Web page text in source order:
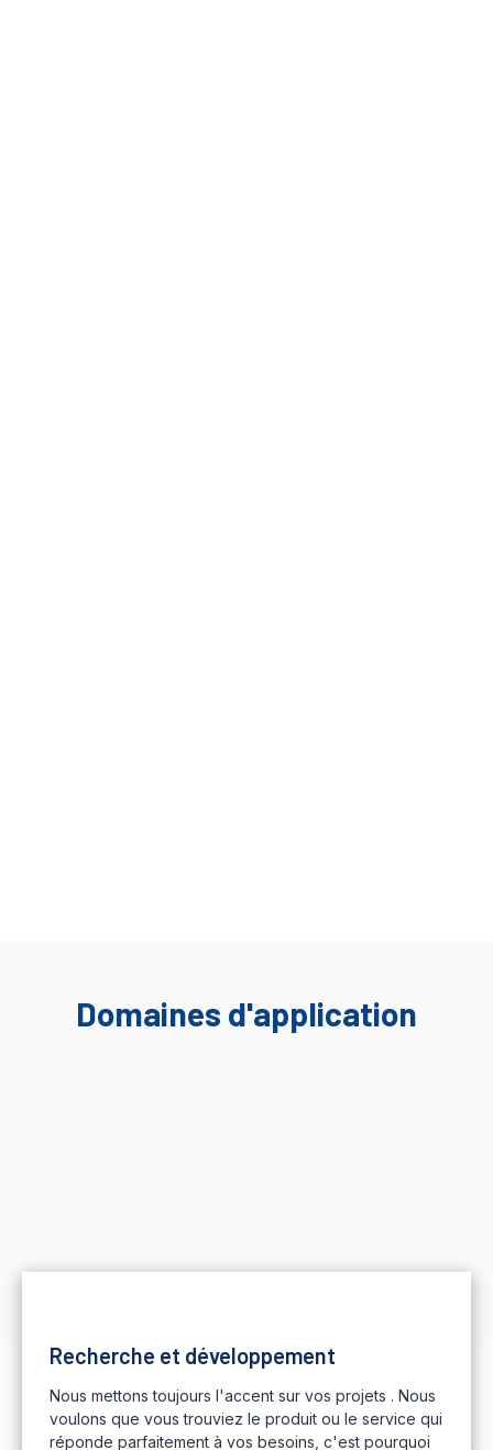
Domaines d'application
Recherche et développement
Nous mettons toujours l'accent sur vos projets . Nous
voulons que vous trouviez le produit ou le service qui
réponde parfaitement à vos besoins, c'est pourquoi